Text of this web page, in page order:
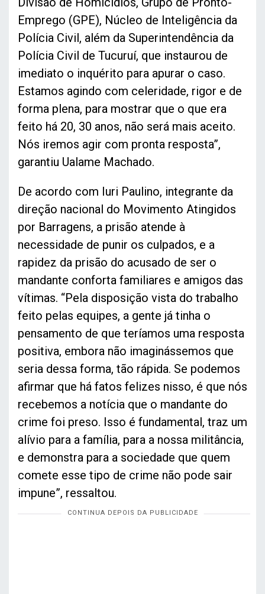
Emprego (GPE), Núcleo de Inteligência da
Polícia Civil, além da Superintendência da
Polícia Civil de Tucuruí, que instaurou de
imediato o inquérito para apurar o caso.
Estamos agindo com celeridade, rigor e de
forma plena, para mostrar que o que era
feito há 20, 30 anos, não será mais aceito.
Nós iremos agir com pronta resposta”,
garantiu Ualame Machado.
De acordo com Iuri Paulino, integrante da
direção nacional do Movimento Atingidos
por Barragens, a prisão atende à
necessidade de punir os culpados, e a
rapidez da prisão do acusado de ser o
mandante conforta familiares e amigos das
vítimas. “Pela disposição vista do trabalho
feito pelas equipes, a gente já tinha o
pensamento de que teríamos uma resposta
positiva, embora não imaginássemos que
seria dessa forma, tão rápida. Se podemos
afirmar que há fatos felizes nisso, é que nós
recebemos a notícia que o mandante do
crime foi preso. Isso é fundamental, traz um
alívio para a família, para a nossa militância,
e demonstra para a sociedade que quem
comete esse tipo de crime não pode sair
impune”, ressaltou.